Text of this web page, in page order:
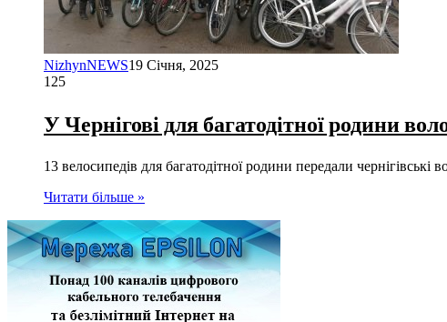
NizhynNEWS19 Січня, 2025
125
У Чернігові для багатодітної родини
13 велосипедів для багатодітної родини передали чернігівські
Читати більше »